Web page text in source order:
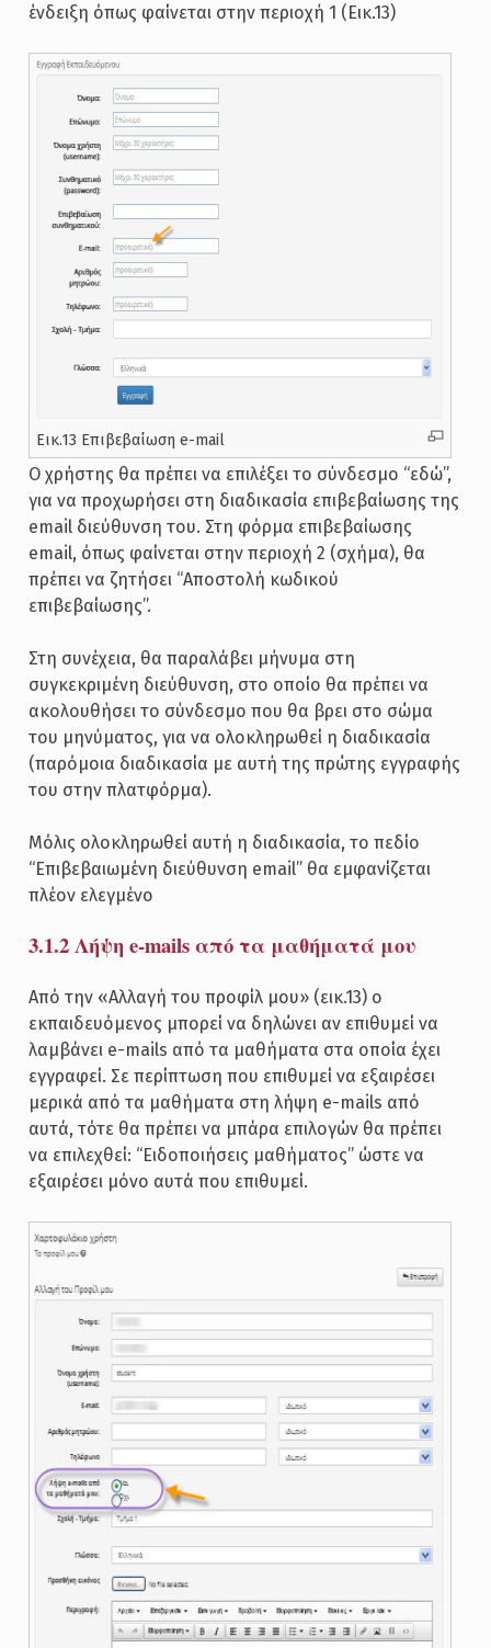
ένδειξη όπως φαίνεται στην περιοχή 1 (Εικ.13)
Εικ.13 Επιβεβαίωση e-mail
Ο χρήστης θα πρέπει να επιλέξει το σύνδεσμο “εδώ”,
για να προχωρήσει στη διαδικασία επιβεβαίωσης της
email διεύθυνση του. Στη φόρμα επιβεβαίωσης
email, όπως φαίνεται στην περιοχή 2 (σχήμα), θα
πρέπει να ζητήσει “Αποστολή κωδικού
επιβεβαίωσης”.
Στη συνέχεια, θα παραλάβει μήνυμα στη
συγκεκριμένη διεύθυνση, στο οποίο θα πρέπει να
ακολουθήσει το σύνδεσμο που θα βρει στο σώμα
του μηνύματος, για να ολοκληρωθεί η διαδικασία
(παρόμοια διαδικασία με αυτή της πρώτης εγγραφής
του στην πλατφόρμα).
Μόλις ολοκληρωθεί αυτή η διαδικασία, το πεδίο
“Επιβεβαιωμένη διεύθυνση email” θα εμφανίζεται
πλέον ελεγμένο
3.1.2 Λήψη e-mails από τα μαθήματά μου
Από την «Αλλαγή του προφίλ μου» (εικ.13) ο
εκπαιδευόμενος μπορεί να δηλώνει αν επιθυμεί να
λαμβάνει e-mails από τα μαθήματα στα οποία έχει
εγγραφεί. Σε περίπτωση που επιθυμεί να εξαιρέσει
μερικά από τα μαθήματα στη λήψη e-mails από
αυτά, τότε θα πρέπει να μπάρα επιλογών θα πρέπει
να επιλεχθεί: “Ειδοποιήσεις μαθήματος” ώστε να
εξαιρέσει μόνο αυτά που επιθυμεί.